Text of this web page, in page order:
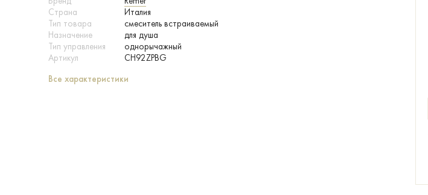
Страна
Италия
Тип товара
смеситель встраиваемый
Назначение
для душа
Тип управления
однорычажный
Артикул
CH92ZPBG
Все характеристики